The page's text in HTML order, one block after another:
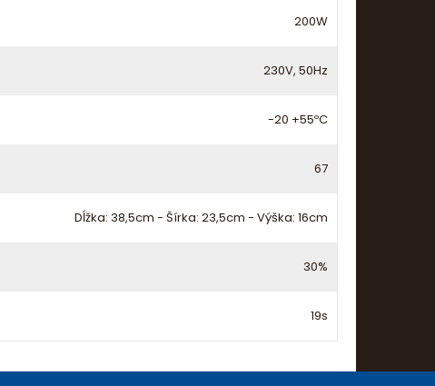
200W
230V, 50Hz
-20 +55ºC
67
Dĺžka: 38,5cm - Šírka: 23,5cm - Výška: 16cm
30%
19s